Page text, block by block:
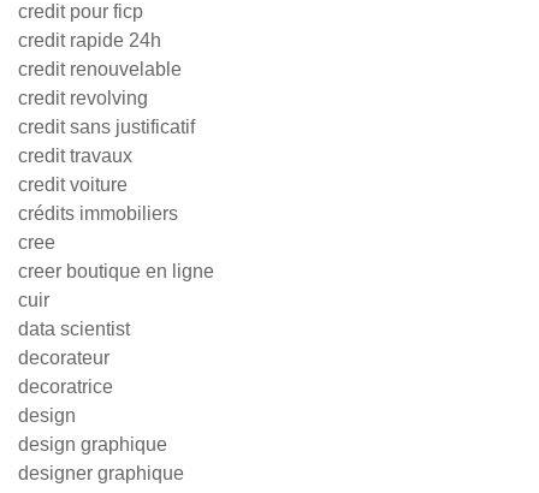
credit pour ficp
credit rapide 24h
credit renouvelable
credit revolving
credit sans justificatif
credit travaux
credit voiture
crédits immobiliers
cree
creer boutique en ligne
cuir
data scientist
decorateur
decoratrice
design
design graphique
designer graphique